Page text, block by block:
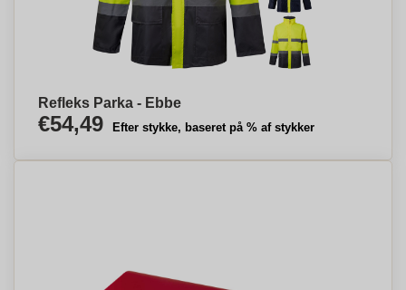
Refleks Parka - Ebbe
€54,49 Efter stykke, baseret på % af stykker